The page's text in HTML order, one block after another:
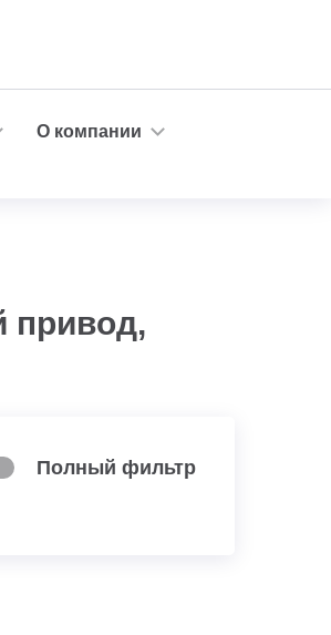
О компании
привод,
Полный фильтр